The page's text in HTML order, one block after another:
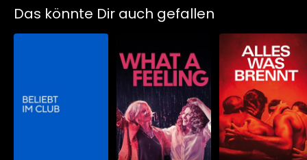
Das könnte Dir auch gefallen
Schauen Sie
ab$5.90
Schauen Sie
ab$5.90